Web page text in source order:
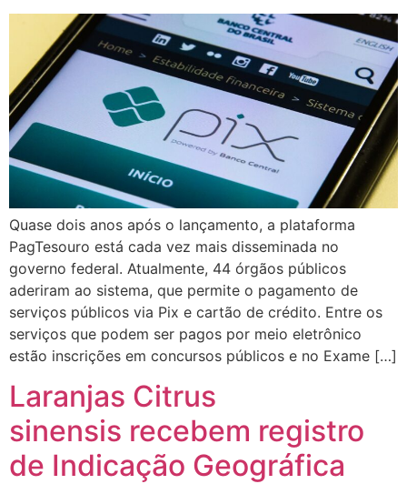
Quase dois anos após o lançamento, a plataforma
PagTesouro está cada vez mais disseminada no
governo federal. Atualmente, 44 órgãos públicos
aderiram ao sistema, que permite o pagamento de
serviços públicos via Pix e cartão de crédito. Entre os
serviços que podem ser pagos por meio eletrônico
estão inscrições em concursos públicos e no Exame […]
Laranjas Citrus
sinensis recebem registro
de Indicação Geográfica